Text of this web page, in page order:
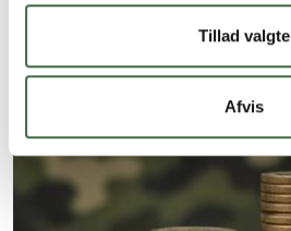
Tillad valgte
Afvis
Andre nyheder